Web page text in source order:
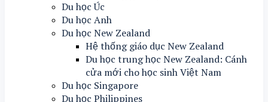
Du học Úc
Du học Anh
Du học New Zealand
Hệ thống giáo dục New Zealand
Du học trung học New Zealand: Cánh
cửa mới cho học sinh Việt Nam
Du học Singapore
Du học Philippines